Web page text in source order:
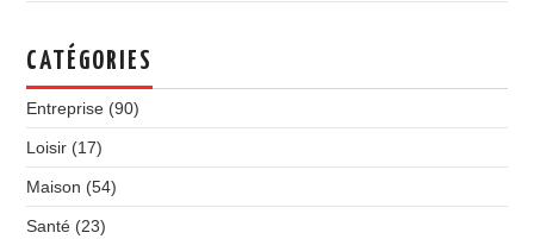
CATÉGORIES
Entreprise (90)
Loisir (17)
Maison (54)
Santé (23)